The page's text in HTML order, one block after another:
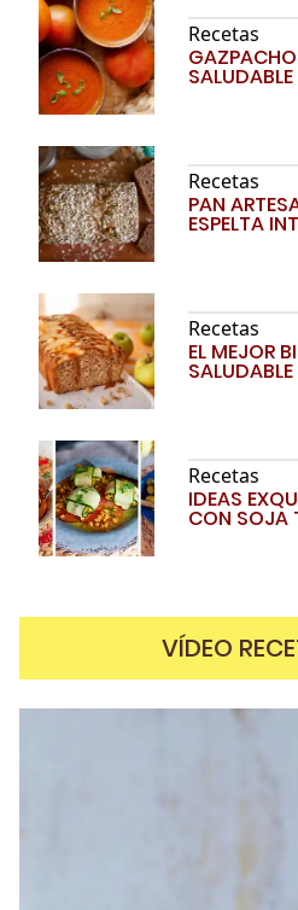
Recetas
SALUDABLE
Recetas
PAN
ESPELTA
Recetas
EL MEJOR
Recetas
IDEAS
CON SOJA
VÍDEO